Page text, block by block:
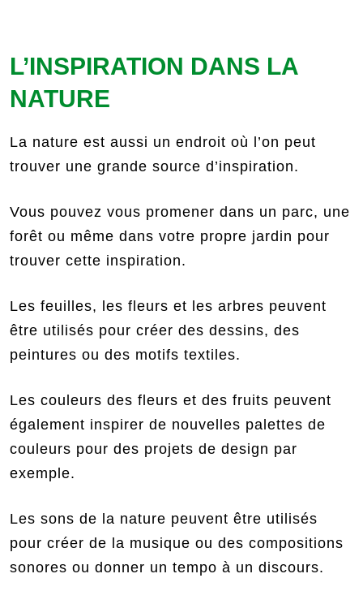
L’INSPIRATION DANS LA
NATURE
La nature est aussi un endroit où l’on peut
trouver une grande source d’inspiration.
Vous pouvez vous promener dans un parc, une
forêt ou même dans votre propre jardin pour
trouver cette inspiration.
Les feuilles, les fleurs et les arbres peuvent
être utilisés pour créer des dessins, des
peintures ou des motifs textiles.
Les couleurs des fleurs et des fruits peuvent
également inspirer de nouvelles palettes de
couleurs pour des projets de design par
exemple.
Les sons de la nature peuvent être utilisés
pour créer de la musique ou des compositions
sonores ou donner un tempo à un discours.